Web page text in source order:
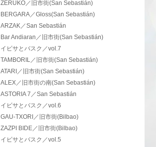
ZERUKO／旧市街(San Sebastián)
BERGARA／Gloss(San Sebastián)
ARZAK／San Sebastián
Bar Andiaran／旧市街(San Sebastián)
イビサとバスク／vol.7
TAMBORIL／旧市街(San Sebastián)
ATARI／旧市街(San Sebastián)
ALEX／旧市街の南(San Sebastián)
ASTORIA 7／San Sebastián
イビサとバスク／vol.6
GAU-TXORI／旧市街(Bilbao)
ZAZPI BIDE／旧市街(Bilbao)
イビサとバスク／vol.5